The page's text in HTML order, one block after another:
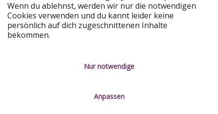
Lerne uns kennen
Über uns
Rechtliches
Kontakt
Wenn du ablehnst, werden wir nur die notwendigen
Cookies verwenden und du kannt leider keine
persönlich auf dich zugeschnittenen Inhalte
bekommen.
Nur notwendige
Anpassen